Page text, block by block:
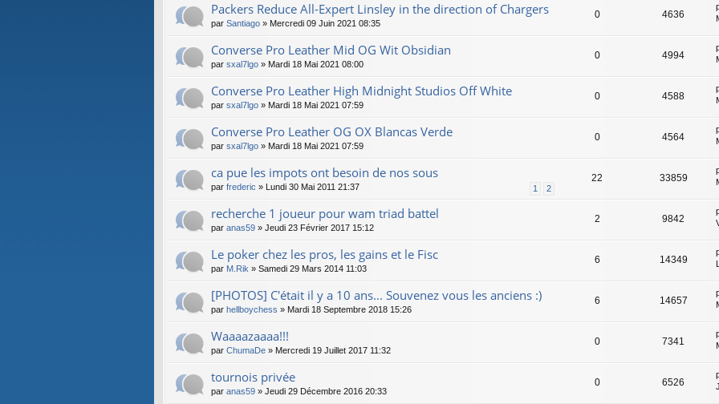
Packers Reduce All-Expert Linsley in the direction of Chargers
par Santiago » Mercredi 09 Juin 2021 08:35
0 4636
Converse Pro Leather Mid OG Wit Obsidian
par sxal7lgo » Mardi 18 Mai 2021 08:00
0 4994
Converse Pro Leather High Midnight Studios Off White
par sxal7lgo » Mardi 18 Mai 2021 07:59
0 4588
Converse Pro Leather OG OX Blancas Verde
par sxal7lgo » Mardi 18 Mai 2021 07:59
0 4564
ca pue les impots ont besoin de nos sous
1 2
par frederic » Lundi 30 Mai 2011 21:37
22 33859
recherche 1 joueur pour wam triad battel
par anas59 » Jeudi 23 Février 2017 15:12
2 9842
Le poker chez les pros, les gains et le Fisc
par M.Rik » Samedi 29 Mars 2014 11:03
6 14349
[PHOTOS] C'était il y a 10 ans... Souvenez vous les anciens :)
par hellboychess » Mardi 18 Septembre 2018 15:26
6 14657
Waaaazaaaa!!!
par ChumaDe » Mercredi 19 Juillet 2017 11:32
0 7341
tournois privée
par anas59 » Jeudi 29 Décembre 2016 20:33
0 6526